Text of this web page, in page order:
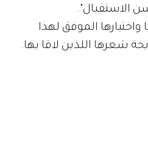
الاستقبال".
الموفق لهذا
شعرها اللذين لاقا بها.